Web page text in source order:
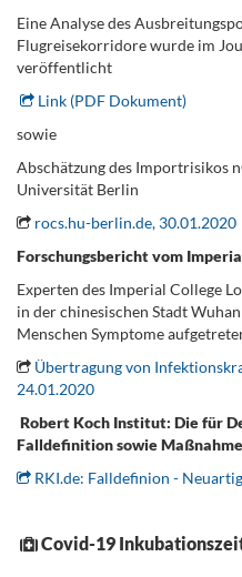
Eine Analyse des
Flugreisekorridore wurde im
veröffentlicht
Link (PDF Dokument)
sowie
Abschätzung des Importrisikos
Universität Berlin
rocs.hu-berlin.de, 30.01.2020
Forschungsbericht vom
Experten des Imperial College
in der chinesischen Stadt
Menschen Symptome
Übertragung von
24.01.2020
Robert Koch Institut: Die für
Falldefinition sowie
RKI.de: Falldefinion -
Covid-19